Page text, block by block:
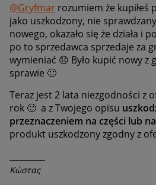
@Gryfmar rozumiem że kupiłeś
jako uszkodzony, nie
nowego, okazało się że działa i
po to sprzedawca sprzedaje za
wymieniać 😞 Było kupić nowy z
sprawie 🙂
Teraz jest 2 lata niezgodności z
rok 🙂 a z Twojego opisu
przeznaczeniem na części lub
produkt uszkodzony zgodny z
Κώστας